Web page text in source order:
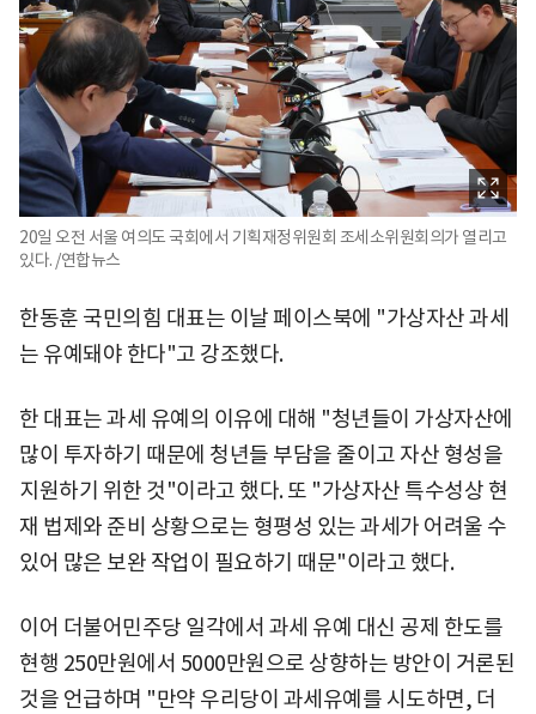
20일 오전 서울 여의도 국회에서 기획재정위원회 조세소위원회의가 열리고
있다. /연합뉴스
한동훈 국민의힘 대표는 이날 페이스북에 "가상자산 과세
는 유예돼야 한다"고 강조했다.
한 대표는 과세 유예의 이유에 대해 "청년들이 가상자산에
많이 투자하기 때문에 청년들 부담을 줄이고 자산 형성을
지원하기 위한 것"이라고 했다. 또 "가상자산 특수성상 현
재 법제와 준비 상황으로는 형평성 있는 과세가 어려울 수
있어 많은 보완 작업이 필요하기 때문"이라고 했다.
이어 더불어민주당 일각에서 과세 유예 대신 공제 한도를
현행 250만원에서 5000만원으로 상향하는 방안이 거론된
것을 언급하며 "만약 우리당이 과세유예를 시도하면, 더